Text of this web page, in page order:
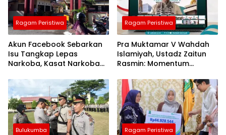
Ragam Peristiwa
Akun Facebook Sebarkan
Isu Tangkap Lepas
Narkoba, Kasat Narkoba
dan Fitnah
Ragam Peristiwa
Pra Muktamar V Wahdah
Islamiyah, Ustadz Zaitun
Rasmin: Momentum
Evaluasi Perjalanan
Dakwah
Bulukumba Ragam Peristiwa